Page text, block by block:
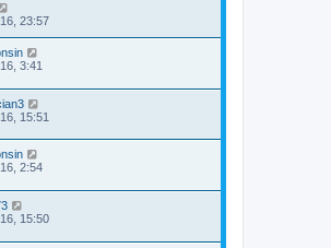
23:57
3:41
15:51
2:54
15:50